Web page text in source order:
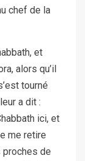
chef de la
et
alors qu’il
tourné
a dit :
ici, et
me retire
proches de